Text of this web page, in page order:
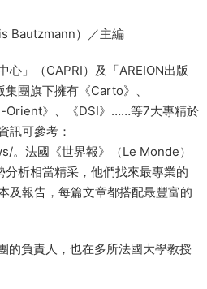
Bautzmann）／主編
心」（CAPRI）及「AREION出版
團旗下擁有《Carto》、
Orient》、《DSI》……等7大專精於
訊可參考：
法國《世界報》（Le Monde）
分析相當精采，他們找來最專業的
及報告，每篇文章都搭配最豐富的
的負責人，也在多所法國大學教授